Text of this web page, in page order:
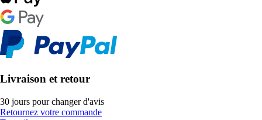
Livraison et retour
30 jours pour changer d'avis
Retournez votre commande